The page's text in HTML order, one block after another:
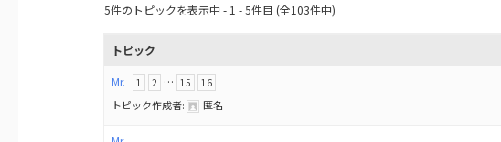
5件のトピックを表示中 - 1 - 5件目 (全103件中)
トピック
Mr. 1 2 … 15 16
トピック作成者: 匿名